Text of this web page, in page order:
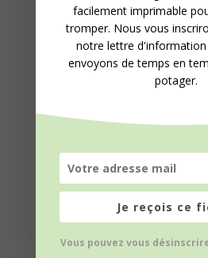
Récolte du maïs
suivez le guide !
facilement imprimable
tromper. Nous vous
notre lettre
envoyons de temps en
potager.
Je reçois ce
Vous pouvez vous